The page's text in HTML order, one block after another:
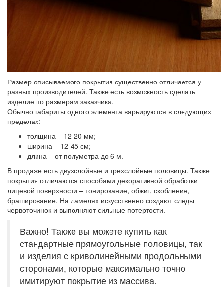
Размер описываемого покрытия существенно отличается у
разных производителей. Также есть возможность сделать
изделие по размерам заказчика.
Обычно габариты одного элемента варьируются в следующих
пределах:
толщина – 12-20 мм;
ширина – 12-45 см;
длина – от полуметра до 6 м.
В продаже есть двухслойные и трехслойные половицы. Также
покрытия отличаются способами декоративной обработки
лицевой поверхности – тонирование, обжиг, скобление,
браширование. На ламелях искусственно создают следы
червоточинок и выполняют сильные потертости.
Важно! Также вы можете купить как
стандартные прямоугольные половицы, так
и изделия с криволинейными продольными
сторонами, которые максимально точно
имитируют покрытие из массива.